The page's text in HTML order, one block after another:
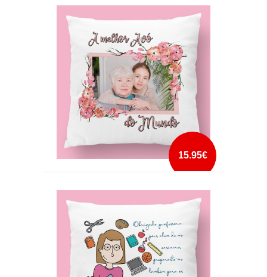
15.95€
mais info
add à lista